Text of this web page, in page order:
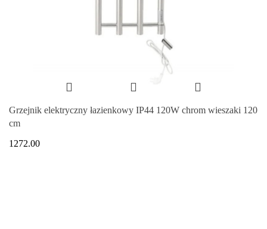
Grzejnik elektryczny łazienkowy IP44 120W chrom wieszaki 120
cm
1272.00